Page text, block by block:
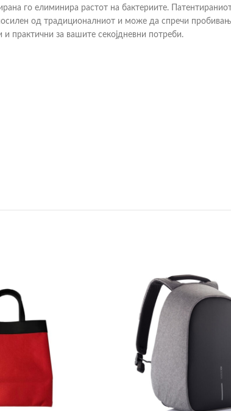
го елиминира растот на бактериите.
од традиционалниот и може да спречи
практични за вашите секојдневни потреби.